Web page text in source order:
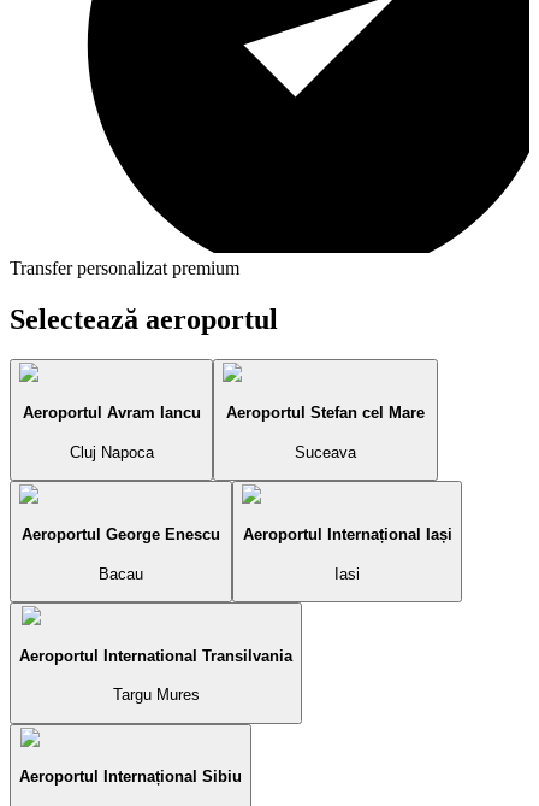
Transfer personalizat premium
Selectează aeroportul
Aeroportul Avram Iancu
Cluj Napoca
Aeroportul Stefan cel Mare
Suceava
Aeroportul George Enescu
Bacau
Aeroportul Internațional Iași
Iasi
Aeroportul International Transilvania
Targu Mures
Aeroportul Internațional Sibiu